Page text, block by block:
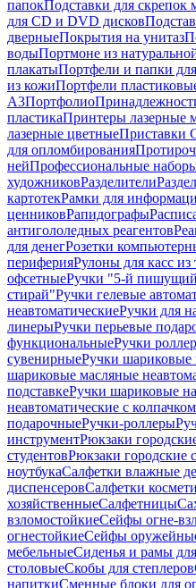
папокПодставки для скрепок
для CD и DVD дисков
дверныеПокрытия на унитаз
водыПортмоне из
плакатыПортфели и папки
из кожиПортфели
А3Портфолио
пластикаПринтеры лазерные
лазерные цветныеПриставки
для опломбирования
нейПрофессиональные
художниковРазделители
картотекРамки для
ценниковРапидографы
антигололедных реагентов
для денегРозетки
периферияРулоны для касс из
офсетныеРучки "5-й пишущий
стирай"Ручки гелевые
неавтоматическиеРучки для
линерыРучки перьевые
функциональныеРучки
сувенирныеРучки шариковые
шариковые масляные
подставкеРучки шариковые
неавтоматические с колпачком
подарочныеРучки-роллеры
инструментРюкзаки
студентовРюкзаки городские
ноутбукаСалфетки влажные
диспенсеровСалфетки
хозяйственныеСалфетницы
взломостойкиеСейфы огне-
огнестойкиеСейфы
мебельныеСиденья и рамы
столовыеСкобы для степлеров
напиткиСменные блоки для